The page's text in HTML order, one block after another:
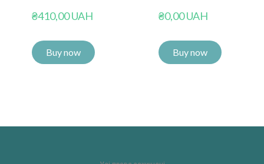
₴410,00 UAH
Buy now
₴0,00 UAH
Buy now